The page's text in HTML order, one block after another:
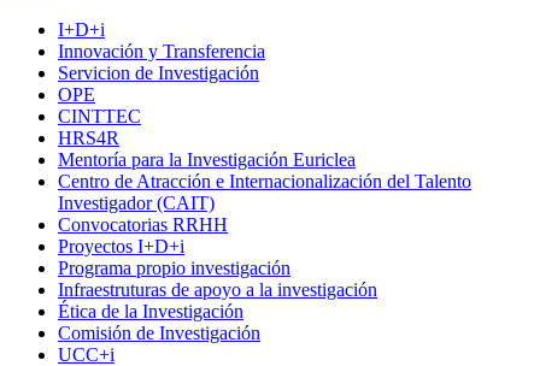
I+D+i
Innovación y Transferencia
Servicion de Investigación
OPE
CINTTEC
HRS4R
Mentoría para la Investigación Euriclea
Centro de Atracción e Internacionalización del Talento
Investigador (CAIT)
Convocatorias RRHH
Proyectos I+D+i
Programa propio investigación
Infraestruturas de apoyo a la investigación
Ética de la Investigación
Comisión de Investigación
UCC+i